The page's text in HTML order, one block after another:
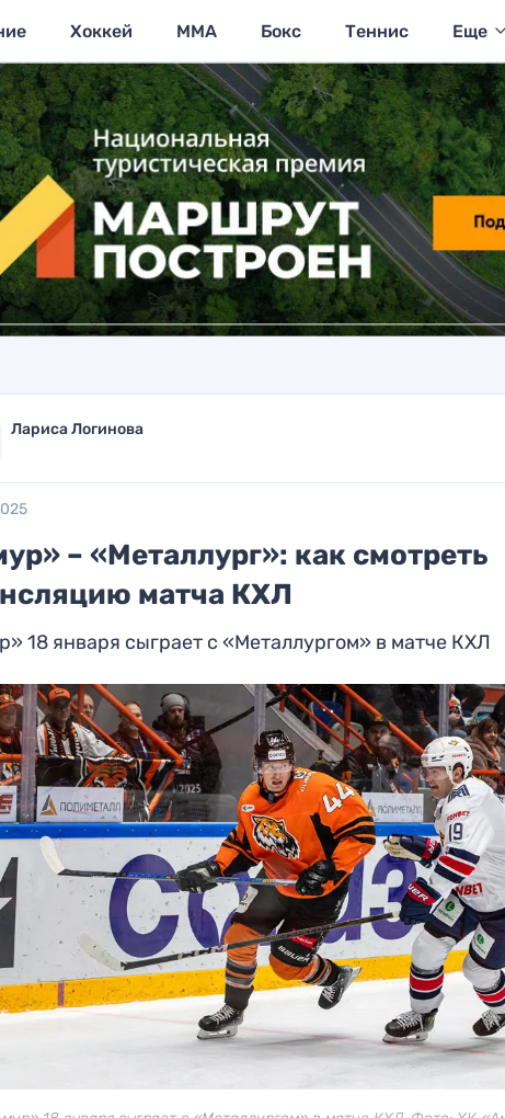
Хоккей MMA Бокс Теннис Еще
Лариса Логинова
– «Металлург»: как смотреть
матча КХЛ
18 января сыграет с «Металлургом» в матче КХЛ